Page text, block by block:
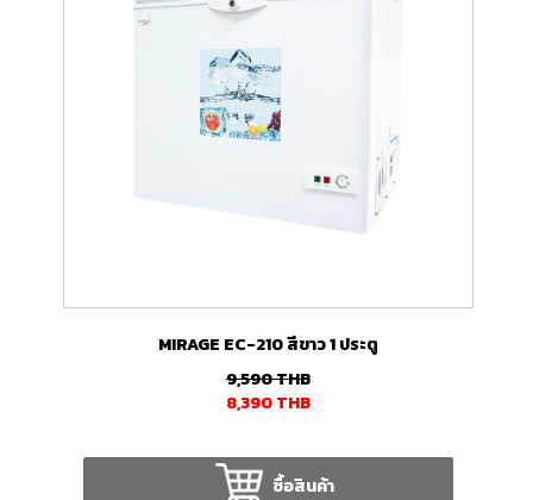
MIRAGE EC-210 สีขาว 1 ประตู
9,590THB
8,390THB
ซื้อสินค้า